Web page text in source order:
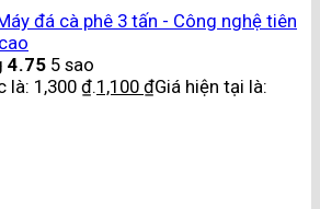
đá cà phê 3 tấn - Công nghệ tiên
4.75 5 sao
là: 1,300 ₫.1,100 ₫Giá hiện tại là: